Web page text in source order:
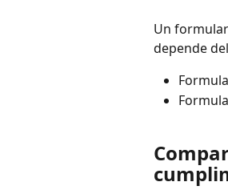
Un
depende